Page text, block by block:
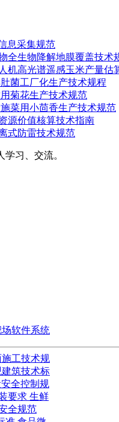
息采集规范
全生物降解地膜覆盖技术
机高光谱遥感玉米产量估
菌工厂化生产技术规程
菊花生产技术规范
菜用小茴香生产技术规范
源价值核算技术指南
式防雷技术规范
习、交流。
场软件系统
施工技术规
建筑技术标
安全控制规
要求 生鲜
全规范